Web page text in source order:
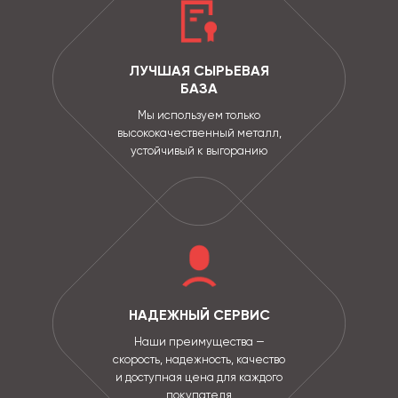
ЛУЧШАЯ СЫРЬЕВАЯ
БАЗА
Мы используем только
высококачественный металл,
устойчивый к выгоранию
НАДЕЖНЫЙ СЕРВИС
Наши преимущества —
скорость, надежность, качество
и доступная цена для каждого
покупателя